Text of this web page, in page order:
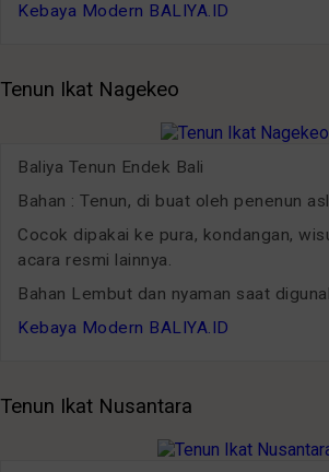
Kebaya Modern BALIYA.ID
Tenun Ikat Nagekeo
Baliya Tenun Endek Bali
Bahan : Tenun, di buat oleh penenun
Cocok dipakai ke pura, kondangan,
acara resmi lainnya.
Bahan Lembut dan nyaman saat
Kebaya Modern BALIYA.ID
Tenun Ikat Nusantara